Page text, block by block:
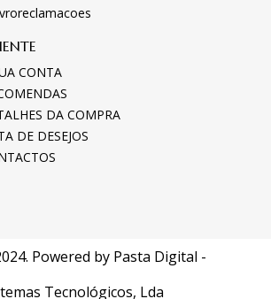
CONTA
DA COMPRA
DE DESEJOS
Powered by Pasta Digital -
Tecnológicos, Lda